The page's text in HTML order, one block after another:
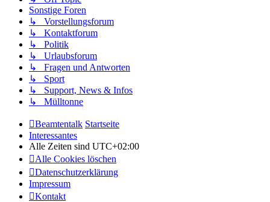
Sonstige Foren
↳ Vorstellungsforum
↳ Kontaktforum
↳ Politik
↳ Urlaubsforum
↳ Fragen und Antworten
↳ Sport
↳ Support, News & Infos
↳ Mülltonne
Beamtentalk Startseite
Interessantes
Alle Zeiten sind UTC+02:00
Alle Cookies löschen
Datenschutzerklärung
Impressum
Kontakt